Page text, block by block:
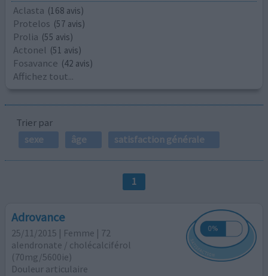
Aclasta (168 avis)
Protelos (57 avis)
Prolia (55 avis)
Actonel (51 avis)
Fosavance (42 avis)
Affichez tout...
Trier par
sexe
âge satisfaction générale
1
Adrovance
25/11/2015 | Femme | 72
alendronate / cholécalciférol
(70mg/5600ie)
Douleur articulaire